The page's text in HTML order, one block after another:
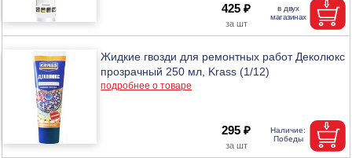
425 ₽
Жидкие гвозди для ремонтных работ Деколюкс
прозрачный 250 мл, Krass (1/12)
подробнее о товаре
295 ₽